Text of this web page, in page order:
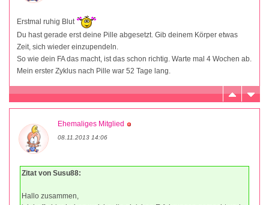
Erstmal ruhig Blut
Du hast gerade erst deine Pille abgesetzt. Gib deinem Körper etwas
Zeit, sich wieder einzupendeln.
So wie dein FA das macht, ist das schon richtig. Warte mal 4 Wochen ab.
Mein erster Zyklus nach Pille war 52 Tage lang.
Ehemaliges Mitglied
08.11.2013 14:06
Zitat von Susu88:
Hallo zusammen,